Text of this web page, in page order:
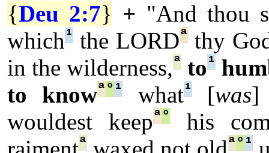
{Deu 2:7} + "And thou
which¹ the LORDªthy
in the wilderness,ª to¹
to knowª° ¹ what¹[was]
wouldest keepª°
his
ª ª° ¹